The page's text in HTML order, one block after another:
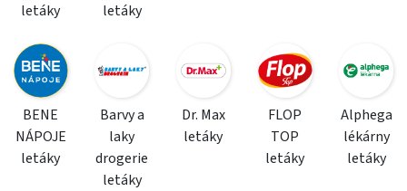
letáky
letáky
BENE
NÁPOJE
letáky
Barvy a
laky
drogerie
letáky
Dr. Max
letáky
FLOP
TOP
letáky
Alphega
lékárny
letáky